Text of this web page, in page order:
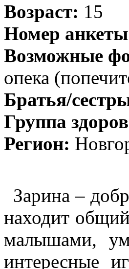
Возраст: 15
Номер
Возможные
опека
Братья/
Группа
Регион:
Зарина –
находит
малышами,
интересные